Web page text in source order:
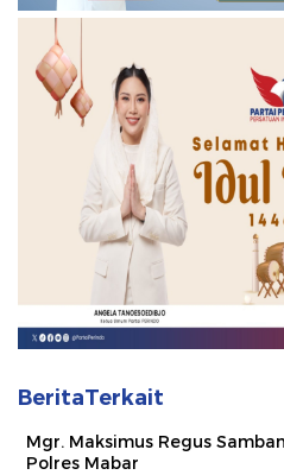
BeritaTerkait
Mgr. Maksimus Regus
Polres Mabar